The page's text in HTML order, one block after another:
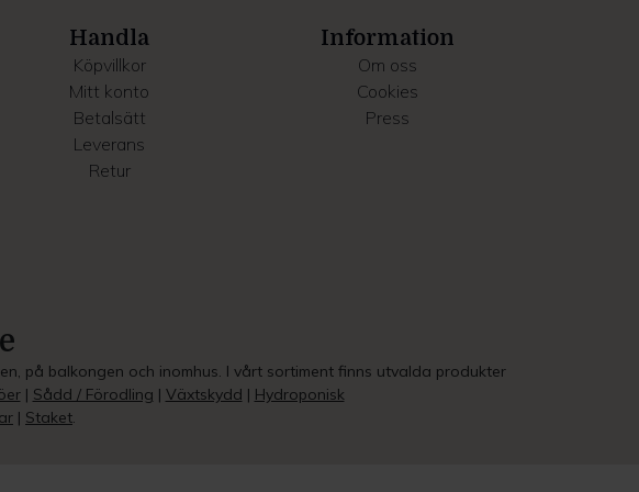
Handla
Köpvillkor
Mitt konto
Betalsätt
Leverans
Retur
Information
Om oss
Cookies
Press
på balkongen och inomhus. I vårt sortiment finns utvalda produkter
| Sådd / Förodling | Växtskydd | Hydroponisk
| Staket.